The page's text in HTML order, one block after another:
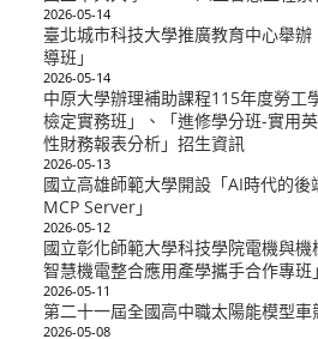
2026-05-14
臺北城市科技大學推廣教育中心舉
導班」
2026-05-14
中原大學辦理補助課程115年度勞工
檢定實務班」、「進修學分班-實用
性財務報表分析」招生資訊
2026-05-13
國立高雄師範大學開設「AI時代的
MCP Server」
2026-05-12
國立彰化師範大學科技學院電機與
智慧機電整合應用產學攜手合作專班
2026-05-11
第二十一屆全國高中職太陽能模型車
2026-05-08